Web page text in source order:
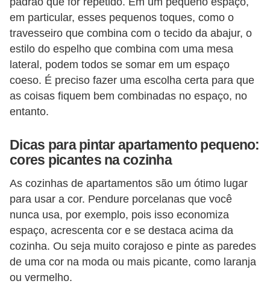
em particular, esses pequenos toques, como o
travesseiro que combina com o tecido da abajur, o
estilo do espelho que combina com uma mesa
lateral, podem todos se somar em um espaço
coeso. É preciso fazer uma escolha certa para que
as coisas fiquem bem combinadas no espaço, no
entanto.
Dicas para pintar apartamento pequeno:
cores picantes na cozinha
As cozinhas de apartamentos são um ótimo lugar
para usar a cor. Pendure porcelanas que você
nunca usa, por exemplo, pois isso economiza
espaço, acrescenta cor e se destaca acima da
cozinha. Ou seja muito corajoso e pinte as paredes
de uma cor na moda ou mais picante, como laranja
ou vermelho.